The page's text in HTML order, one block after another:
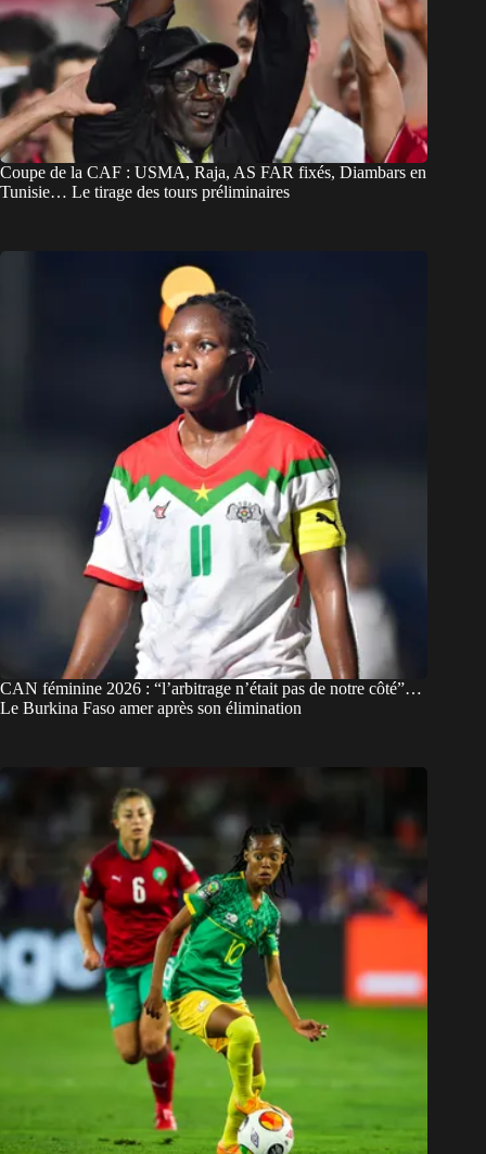
Coupe de la CAF : USMA, Raja, AS FAR fixés, Diambars en
Tunisie… Le tirage des tours préliminaires
CAN féminine 2026 : “l’arbitrage n’était pas de notre côté”…
Le Burkina Faso amer après son élimination